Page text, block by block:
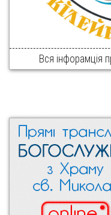
Вся інфорамція